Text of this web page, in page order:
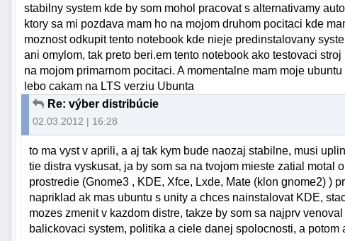
stabilny system kde by som mohol pracovat s alternativamy
ktory sa mi pozdava mam ho na mojom druhom pocitaci kde
moznost odkupit tento notebook kde nieje predinstalovany
ani omylom, tak preto beri.em tento notebook ako testovaci
na mojom primarnom pocitaci. A momentalne mam moje
lebo cakam na LTS verziu Ubunta
Re: výber distribúcie
02.03.2012 | 16:28
to ma vyst v aprili, a aj tak kym bude naozaj stabilne, musi
tie distra vyskusat, ja by som sa na tvojom mieste zatial motal
prostredie (Gnome3 , KDE, Xfce, Lxde, Mate (klon gnome2) )
napriklad ak mas ubuntu s unity a chces nainstalovat KDE,
mozes zmenit v kazdom distre, takze by som sa najprv
balickovaci system, politika a ciele danej spolocnosti, a potom